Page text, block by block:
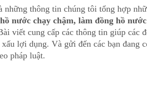
những thông tin chúng tôi tổng hợp
nước chạy chậm, làm đồng hồ
viết cung cấp các thông tin giúp các
xấu lợi dụng. Và gửi đến các bạn
pháp luật.